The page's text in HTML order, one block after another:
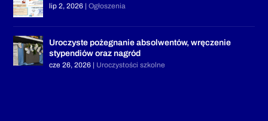
lip 2, 2026 |Ogłoszenia
Uroczyste pożegnanie absolwentów, wręczenie
stypendiów oraz nagród
cze 26, 2026 | Uroczystości szkolne